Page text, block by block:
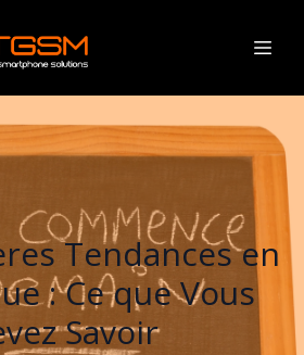
Tendances en
: Ce que Vous
Savoir